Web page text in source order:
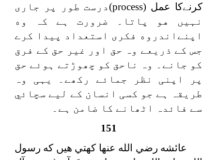
کرنےکا عمل (process)درست طور پر جاری
نہیں هو پاتا۔ ضرورت ہے کہ وه
اپنےاندروه فکری استعداد پيدا كرے
جس کے ذریعے وہ حق اور غير حق کے فرق
کو جانے۔ وہ ناحق کو چھوڑتے ہوئے حق
پر اپنی نظر جمائے ركھے۔ یہی وہ
طریقہ ہے جو کسی انسان کے لیے سچائي
سے فائدہ اٹھانے کا ضامن ہے۔
151
عائشه رضي الله عنها كهتي هيں كه رسول